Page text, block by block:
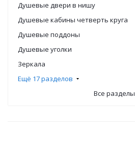
Душевые двери в нишу
Душевые кабины четверть круга
Душевые поддоны
Душевые уголки
Зеркала
Ещё 17 разделов
Все разделы